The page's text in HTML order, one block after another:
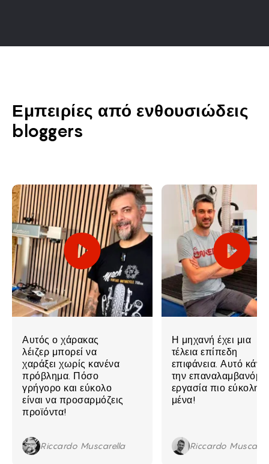
Εμπειρίες από ενθουσιώδεις
bloggers
Αυτός ο χάρακας
λέιζερ μπορεί να
χαράξει χωρίς κανένα
πρόβλημα. Πόσο
γρήγορο και εύκολο
είναι να προσαρμόζεις
προϊόντα!
Riccardo Muscarella
Η μηχανή έχει μια
τέλεια επίπεδη
επιφάνεια. Αυτό κάνει
την
εργασία πιο εύκολη
μένα!
Riccardo